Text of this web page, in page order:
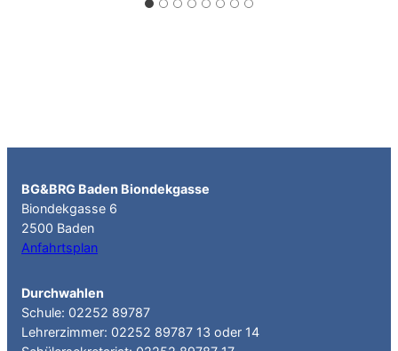
BG&BRG Baden Biondekgasse
Biondekgasse 6
2500 Baden
Anfahrtsplan
Durchwahlen
Schule: 02252 89787
Lehrerzimmer: 02252 89787 13 oder 14